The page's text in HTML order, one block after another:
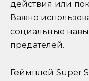
действия или
Важно
социальные
предателей.
Геймплей Super